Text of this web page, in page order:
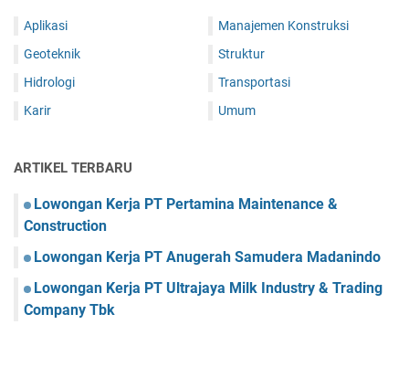
Aplikasi
Geoteknik
Hidrologi
Karir
Manajemen Konstruksi
Struktur
Transportasi
Umum
ARTIKEL TERBARU
Lowongan Kerja PT Pertamina Maintenance &
Construction
Lowongan Kerja PT Anugerah Samudera Madanindo
Lowongan Kerja PT Ultrajaya Milk Industry & Trading
Company Tbk